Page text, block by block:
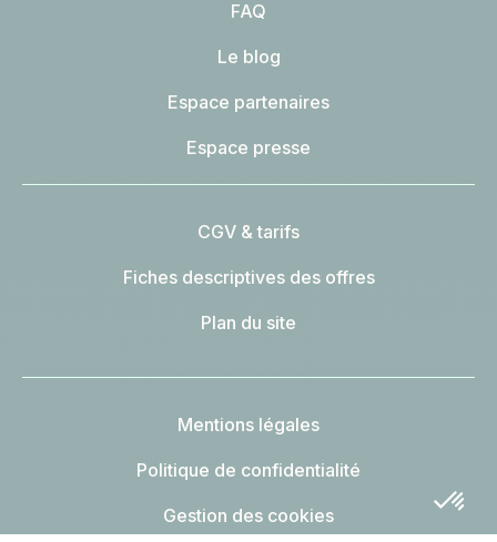
FAQ
Le blog
Espace partenaires
Espace presse
CGV & tarifs
Fiches descriptives des offres
Plan du site
Mentions légales
Politique de confidentialité
Gestion des cookies